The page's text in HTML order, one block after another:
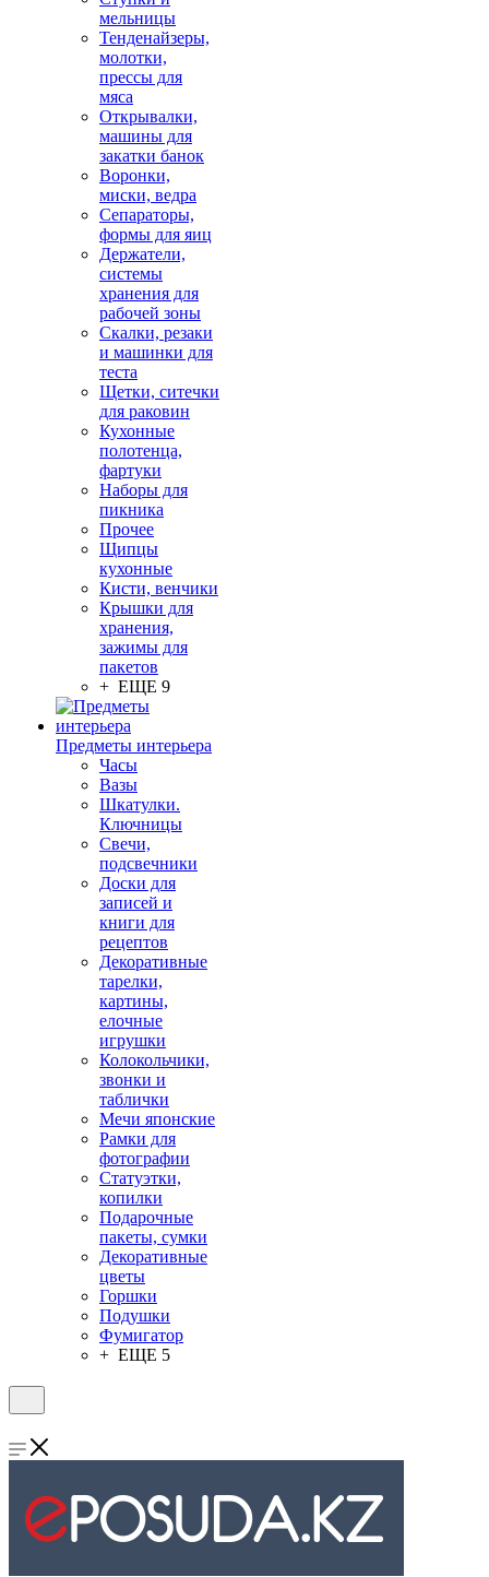
мельницы
Тенденайзеры,
молотки,
прессы для
мяса
Открывалки,
машины для
закатки банок
Воронки,
миски, ведра
Сепараторы,
формы для яиц
Держатели,
системы
хранения для
рабочей зоны
Скалки, резаки
и машинки для
теста
Щетки, ситечки
для раковин
Кухонные
полотенца,
фартуки
Наборы для
пикника
Прочее
Щипцы
кухонные
Кисти, венчики
Крышки для
хранения,
зажимы для
пакетов
+ ЕЩЕ 9
Предметы интерьера
Часы
Вазы
Шкатулки.
Ключницы
Свечи,
подсвечники
Доски для
записей и
книги для
рецептов
Декоративные
тарелки,
картины,
елочные
игрушки
Колокольчики,
звонки и
таблички
Мечи японские
Рамки для
фотографии
Статуэтки,
копилки
Подарочные
пакеты, сумки
Декоративные
цветы
Горшки
Подушки
Фумигатор
+ ЕЩЕ 5